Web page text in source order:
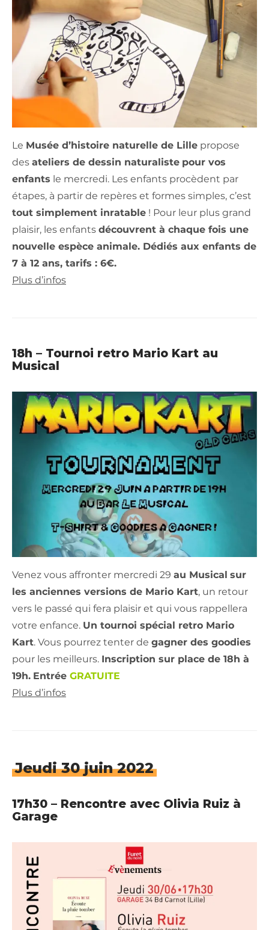
Le Musée d’histoire naturelle de Lille propose
des ateliers de dessin naturaliste pour vos
enfants le mercredi. Les enfants procèdent par
étapes, à partir de repères et formes simples, c’est
tout simplement inratable ! Pour leur plus grand
plaisir, les enfants découvrent à chaque fois une
nouvelle espèce animale. Dédiés aux enfants de
7 à 12 ans, tarifs : 6€.
Plus d’infos
18h – Tournoi retro Mario Kart au
Musical
Venez vous affronter mercredi 29 au Musical sur
les anciennes versions de Mario Kart, un retour
vers le passé qui fera plaisir et qui vous rappellera
votre enfance. Un tournoi spécial retro Mario
Kart. Vous pourrez tenter de gagner des goodies
pour les meilleurs. Inscription sur place de 18h à
19h. Entrée GRATUITE
Plus d’infos
Jeudi 30 juin 2022
17h30 – Rencontre avec Olivia Ruiz à
Garage